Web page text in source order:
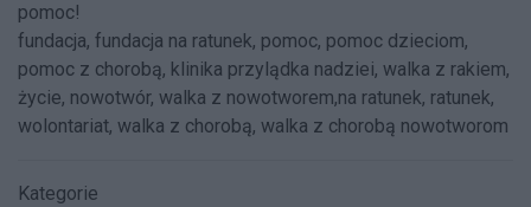
pomoc!
fundacja, fundacja na ratunek, pomoc, pomoc dzieciom,
pomoc z chorobą, klinika przylądka nadziei, walka z rakiem,
życie, nowotwór, walka z nowotworem,na ratunek, ratunek,
wolontariat, walka z chorobą, walka z chorobą nowotworom
Kategorie